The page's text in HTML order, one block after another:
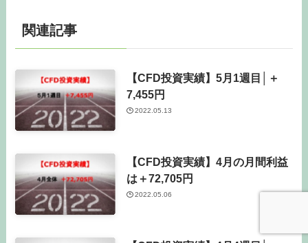
関連記事
【CFD投資実績】5月1週目│＋
7,455円
2022.05.13
【CFD投資実績】4月の月間利益
は＋72,705円
2022.05.06